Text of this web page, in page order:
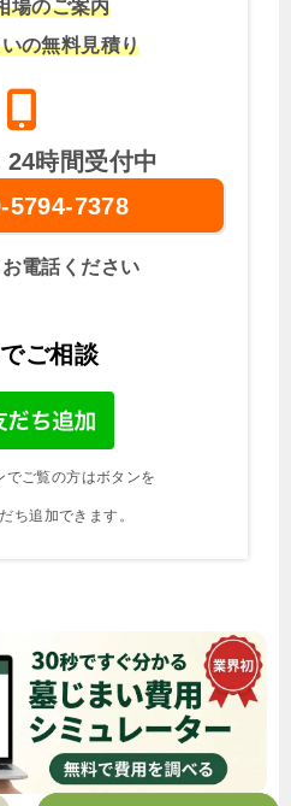
場のご案内
の無料見積り
時間受付中
5794-7378
電話ください
ご相談
ご覧の方はボタンを
ち追加できます。